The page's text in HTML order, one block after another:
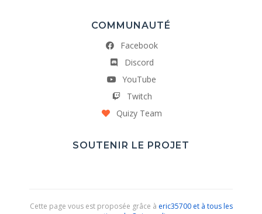
COMMUNAUTÉ
Facebook
Discord
YouTube
Twitch
Quizy Team
SOUTENIR LE PROJET
Cette page vous est proposée grâce à eric35700 et à tous les